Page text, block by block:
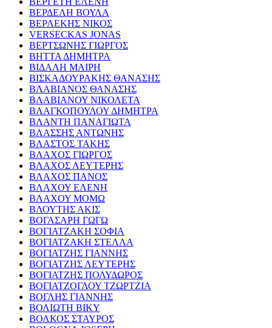
ΒΕΡΔΕΛΗ ΒΟΥΛΑ
ΒΕΡΛΕΚΗΣ ΝΙΚΟΣ
VERSECKAS JONAS
ΒΕΡΤΣΩΝΗΣ ΓΙΩΡΓΟΣ
ΒΗΤΤΑ ΔΗΜΗΤΡΑ
ΒΙΔΑΛΗ ΜΑΙΡΗ
ΒΙΣΚΑΔΟΥΡΑΚΗΣ ΘΑΝΑΣΗΣ
ΒΛΑΒΙΑΝΟΣ ΘΑΝΑΣΗΣ
ΒΛΑΒΙΑΝΟΥ ΝΙΚΟΛΕΤΑ
ΒΛΑΓΚΟΠΟΥΛΟΥ ΔΗΜΗΤΡΑ
ΒΛΑΝΤΗ ΠΑΝΑΓΙΩΤΑ
ΒΛΑΣΣΗΣ ΑΝΤΩΝΗΣ
ΒΛΑΣΤΟΣ ΤΑΚΗΣ
ΒΛΑΧΟΣ ΓΙΩΡΓΟΣ
ΒΛΑΧΟΣ ΛΕΥΤΕΡΗΣ
ΒΛΑΧΟΣ ΠΑΝΟΣ
ΒΛΑΧΟΥ ΕΛΕΝΗ
ΒΛΑΧΟΥ ΜΟΜΩ
ΒΛΟΥΤΗΣ ΑΚΙΣ
ΒΟΓΑΣΑΡΗ ΓΩΓΩ
ΒΟΓΙΑΤΖΑΚΗ ΣΟΦΙΑ
ΒΟΓΙΑΤΖΑΚΗ ΣΤΕΛΛΑ
ΒΟΓΙΑΤΖΗΣ ΓΙΑΝΝΗΣ
ΒΟΓΙΑΤΖΗΣ ΛΕΥΤΕΡΗΣ
ΒΟΓΙΑΤΖΗΣ ΠΟΛΥΔΩΡΟΣ
ΒΟΓΙΑΤΖΟΓΛΟΥ ΤΖΩΡΤΖΙΑ
ΒΟΓΛΗΣ ΓΙΑΝΝΗΣ
ΒΟΛΙΩΤΗ ΒΙΚΥ
ΒΟΛΚΟΣ ΣΤΑΥΡΟΣ